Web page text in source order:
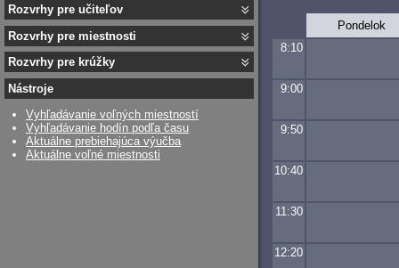
Pondelok
8:10
9:00
9:50
10:40
11:30
12:20
Rozvrhy pre učiteľov
Rozvrhy pre miestnosti
Rozvrhy pre krúžky
Nástroje
Vyhľadávanie voľných miestností
Vyhľadávanie hodín podľa času
Aktuálne prebiehajúca výučba
Aktuálne voľné miestnosti